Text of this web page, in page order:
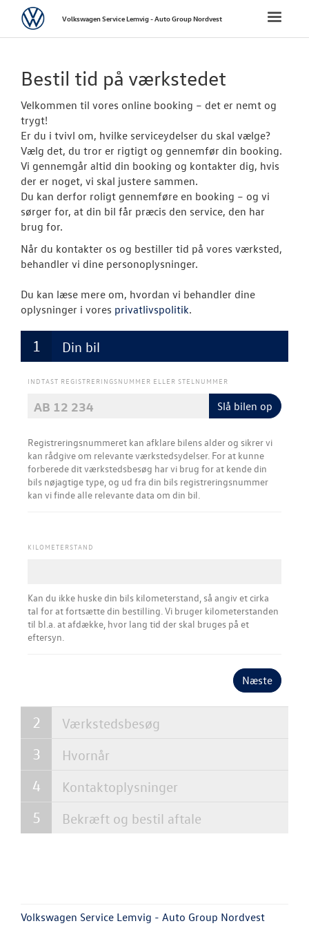
TILBEHØR
VÆRKSTED
Bestil tid på
VW Connect
Mere effekt
Volkswagen
Autoriseret
RESERVEDELE
Toggle
VolkswagenVolkswagen Service Lemvig - Auto Group Nordvest
Bestil tid på værkstedet
Velkommen til vores online booking – det er nemt og
trygt!
Er du i tvivl om, hvilke serviceydelser du skal vælge?
Vælg det, du tror er rigtigt og gennemfør din booking.
Vi gennemgår altid din booking og kontakter dig, hvis
der er noget, vi skal justere sammen.
Du kan derfor roligt gennemføre en booking – og vi
sørger for, at din bil får præcis den service, den har
brug for.
Når du kontakter os og bestiller tid på vores værksted,
behandler vi dine personoplysninger.
Du kan læse mere om, hvordan vi behandler dine
oplysninger i vores privatlivspolitik.
Din bil
INDTAST REGISTRERINGSNUMMER ELLER STELNUMMER
Slå bilen op
Registreringsnummeret kan afklare bilens alder og sikrer vi
kan rådgive om relevante værkstedsydelser.​ For at kunne
forberede dit værkstedsbesøg har vi brug for at kende din
bils nøjagtige type, og ud fra din bils registreringsnummer
kan vi finde alle relevante data om din bil.
KILOMETERSTAND
Kan du ikke huske din bils kilometerstand, så angiv et cirka
tal for at fortsætte din bestilling. Vi bruger kilometerstanden
til bl.a. at afdække, hvor lang tid der skal bruges på et
eftersyn.
Næste
Værkstedsbesøg
Hvornår
Kontaktoplysninger
Bekræft og bestil aftale
Volkswagen Service Lemvig - Auto Group Nordvest